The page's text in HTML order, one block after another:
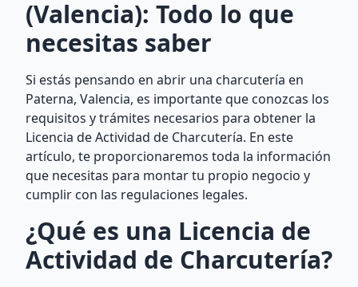
(Valencia): Todo lo que
necesitas saber
Si estás pensando en abrir una charcutería en
Paterna, Valencia, es importante que conozcas los
requisitos y trámites necesarios para obtener la
Licencia de Actividad de Charcutería. En este
artículo, te proporcionaremos toda la información
que necesitas para montar tu propio negocio y
cumplir con las regulaciones legales.
¿Qué es una Licencia de
Actividad de Charcutería?